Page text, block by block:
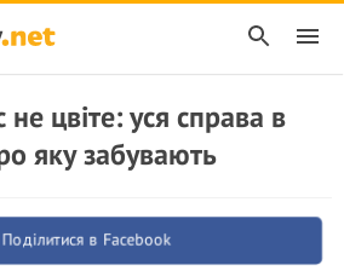
цвіте: уся справа в
яку забувають
Поділитися в Facebook